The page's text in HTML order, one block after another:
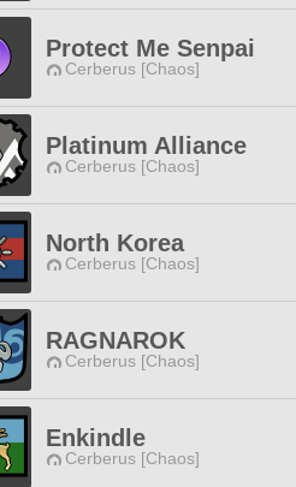
Protect Me Senpai
Cerberus [Chaos]
Platinum Alliance
Cerberus [Chaos]
North Korea
Cerberus [Chaos]
RAGNAROK
Cerberus [Chaos]
Enkindle
Cerberus [Chaos]